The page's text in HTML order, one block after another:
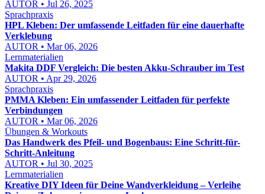
AUTOR • Jul 26, 2025
Sprachpraxis
HPL Kleben: Der umfassende Leitfaden für eine dauerhafte
Verklebung
AUTOR • Mar 06, 2026
Lernmaterialien
Makita DDF Vergleich: Die besten Akku-Schrauber im Test
AUTOR • Apr 29, 2026
Sprachpraxis
PMMA Kleben: Ein umfassender Leitfaden für perfekte
Verbindungen
AUTOR • Mar 06, 2026
Übungen & Workouts
Das Handwerk des Pfeil- und Bogenbaus: Eine Schritt-für-
Schritt-Anleitung
AUTOR • Jul 30, 2025
Lernmaterialien
Kreative DIY Ideen für Deine Wandverkleidung – Verleihe